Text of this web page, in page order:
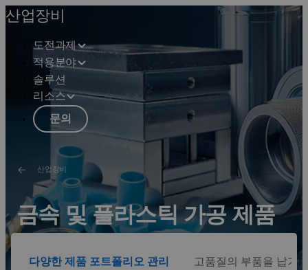
산업장비
도전과제
적용분야
솔루션
리소스
문의
산업장비
금속 및 플라스틱 가공 제품
다. 공급업체는 비용 효과를 유지하면서 고객의 다양한 요
다양한 제품 포트폴리오 관리 고품질의 부품을 납기